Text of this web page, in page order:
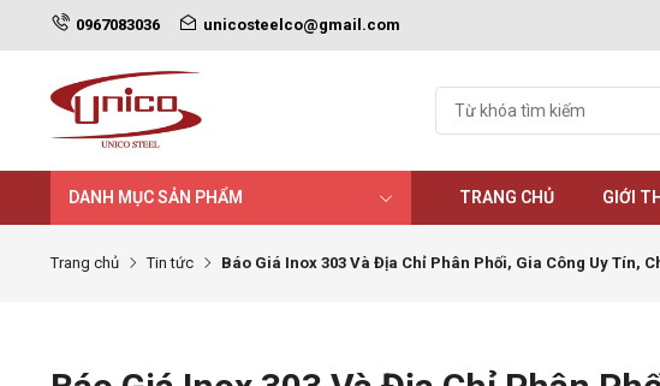
0967083036 unicosteelco@gmail.com
DANH MỤC SẢN PHẨM TRANG CHỦ GIỚI
Trang chủ Tin tức Báo Giá Inox 303 Và Địa Chỉ Phân Phối, Gia Công Uy Tín,